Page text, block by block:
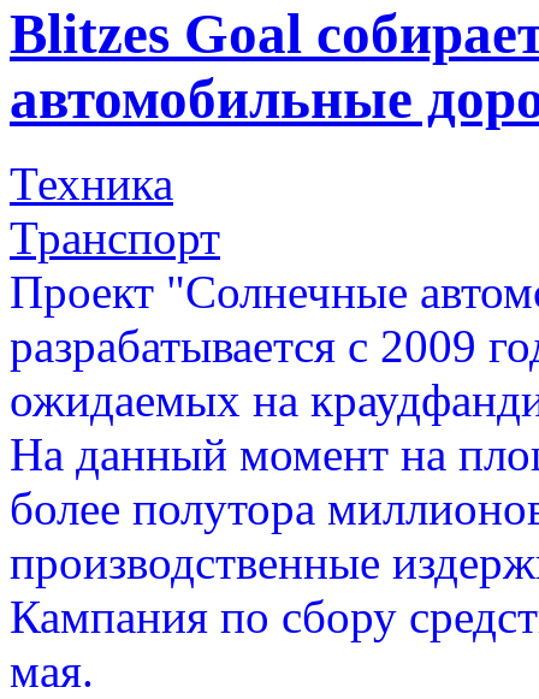
Blitzes Goal
автомобильные
Техника
Транспорт
Проект "Солнечные
разрабатывается с 2009
ожидаемых на
На данный момент на
более полутора
производственные
Кампания по сбору
мая.